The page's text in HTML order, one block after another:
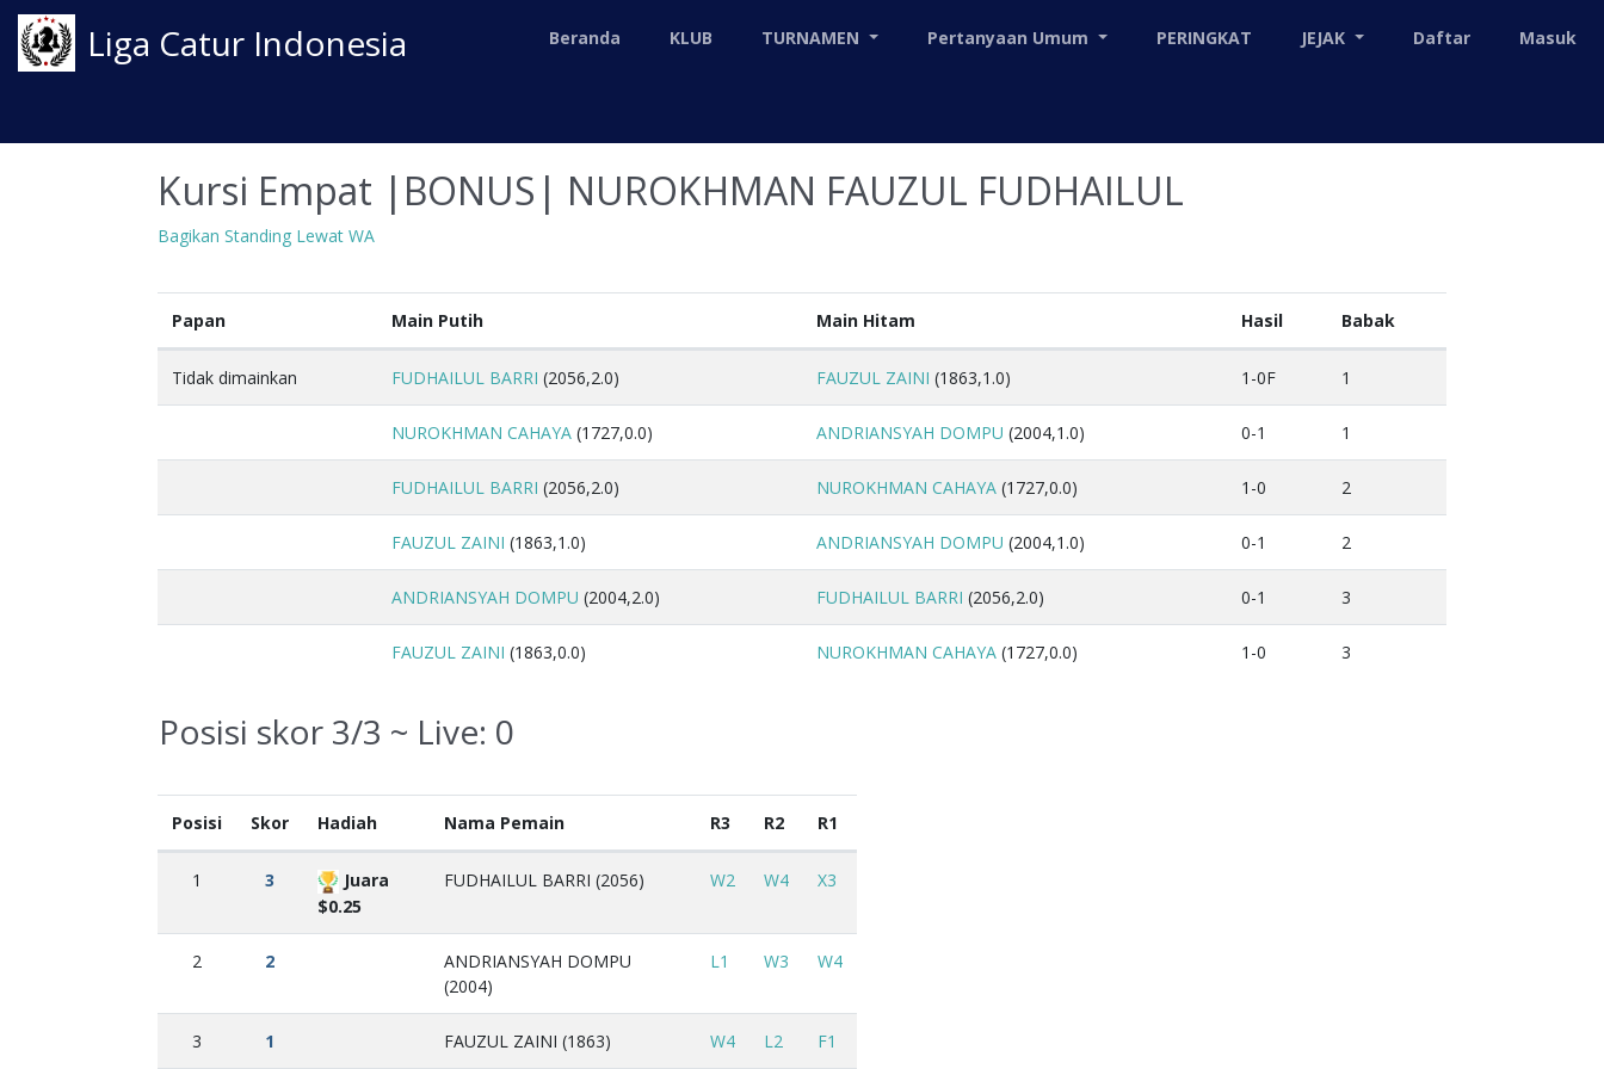
Liga Catur Indonesia Beranda KLUB TURNAMEN Pertanyaan Umum PERINGKAT JEJAK Daftar Masuk
Kursi Empat |BONUS| NUROKHMAN FAUZUL FUDHAILUL
Bagikan Standing Lewat WA
Papan Main Putih Main Hitam Hasil Babak
Tidak dimainkan FUDHAILUL BARRI (2056,2.0) FAUZUL ZAINI (1863,1.0) 1-0F 1
NUROKHMAN CAHAYA (1727,0.0) ANDRIANSYAH DOMPU (2004,1.0) 0-1 1
FUDHAILUL BARRI (2056,2.0) NUROKHMAN CAHAYA (1727,0.0) 1-0 2
FAUZUL ZAINI (1863,1.0) ANDRIANSYAH DOMPU (2004,1.0) 0-1 2
ANDRIANSYAH DOMPU (2004,2.0) FUDHAILUL BARRI (2056,2.0) 0-1 3
FAUZUL ZAINI (1863,0.0) NUROKHMAN CAHAYA (1727,0.0) 1-0 3
Posisi skor 3/3 ~ Live: 0
Posisi Skor Hadiah Nama Pemain R3 R2 R1
1 3
Juara
$0.25
FUDHAILUL BARRI (2056) W2 W4 X3
2 2
ANDRIANSYAH DOMPU
(2004)
L1 W3 W4
3 1 FAUZUL ZAINI (1863) W4 L2 F1